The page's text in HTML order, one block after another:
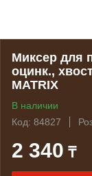
Миксер для
оцинк.,
MATRIX
В наличии
Код: 84827
2 340 ₸